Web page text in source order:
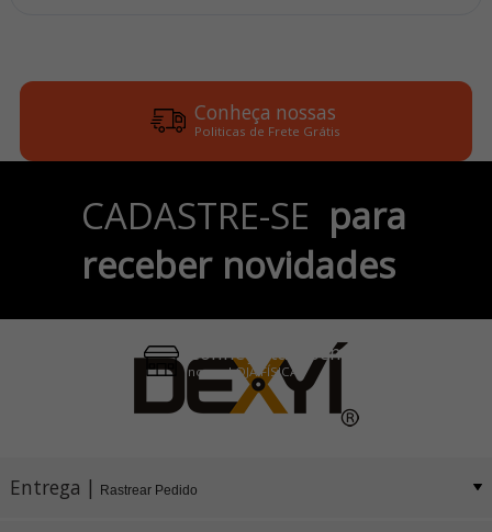
Conheça nossas
Politicas de Frete Grátis
no Cartão de Crédito
Pix e Boleto
Conheça também
nossa LOJA FÍSICA
CADASTRE-SE para
receber novidades
Entrega | Rastrear Pedido